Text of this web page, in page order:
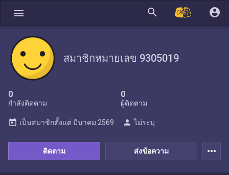
menu search account_circle
สมาชิกหมายเลข 9305019
0
กำลังติดตาม
0
ผู้ติดตาม
ส่งข้อความ
ติดตาม
today เป็นสมาชิกตั้งแต่ มีนาคม 2569 person ไม่ระบุ
more_horiz